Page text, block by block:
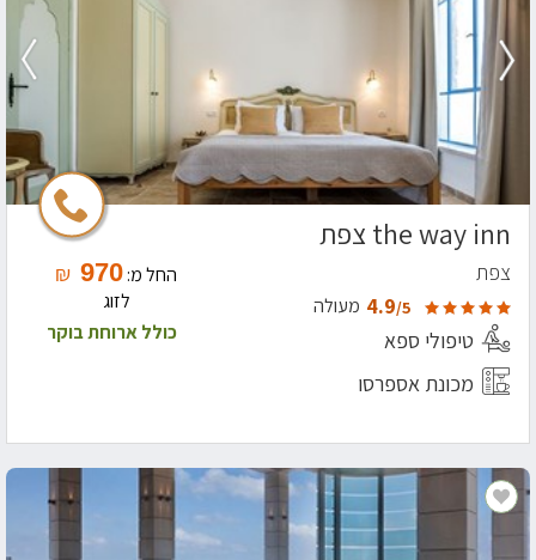
the way inn צפת
צפת
4.9/5 מעולה
טיפולי ספא
מכונת אספרסו
החל מ:970
₪
לזוג
כולל ארוחת בוקר